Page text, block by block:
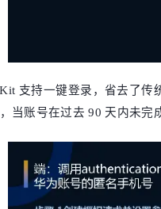
支持一键登录，省去了
当账号在过去 90 天内未完